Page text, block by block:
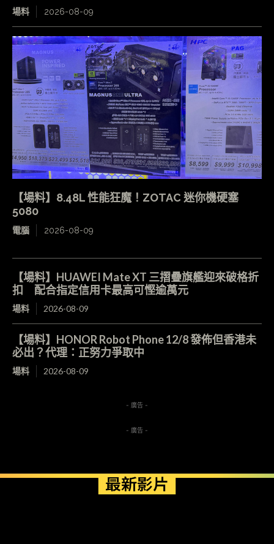
場料 2026-08-09
【場料】8.48L 性能狂魔！ZOTAC 迷你機硬塞
5080
電腦 2026-08-09
【場料】HUAWEI Mate XT 三摺疊旗艦迎來破格折
扣 配合指定信用卡最高可慳逾萬元
場料 2026-08-09
【場料】HONOR Robot Phone 12/8 發佈但香港未
必出？代理：正努力爭取中
場料 2026-08-09
- 廣告 -
- 廣告 -
最新影片